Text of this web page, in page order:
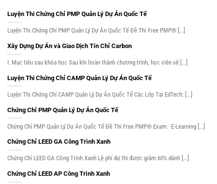
Luyện Thi Chứng Chỉ PMP Quản Lý Dự Án Quốc Tế
Luyện Thi Chứng Chỉ PMP Quản Lý Dự Án Quốc Tế Đề Thi Free PMP® [...]
Xây Dựng Dự Án và Giao Dịch Tín Chỉ Carbon
I. Mục tiêu sau khóa học Sau khi hoàn thành chương trình, học viên sẽ [...]
Luyện Thi Chứng Chỉ CAMP Quản Lý Dự Án Quốc Tế
Luyện Thi Chứng Chỉ CAMP Quản Lý Dự Án Quốc Tế Các Lớp Tại EdTech: [...]
Chứng Chỉ PMP Quản Lý Dự Án Quốc Tế
Chứng Chỉ PMP Quản Lý Dự Án Quốc Tế Đề Thi Free PMP® Exam: E-Learning [...]
Chứng Chỉ LEED GA Công Trình Xanh
Chứng Chỉ LEED GA Công Trình Xanh Lệ phí dự thi được giảm 60% dành [...]
Chứng Chỉ LEED AP Công Trình Xanh